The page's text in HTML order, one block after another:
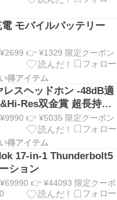
モバイルバッテリー
👉 ¥1329 限定クーポン
得アイテム
レスヘッドホン -48dB適
Res双金賞 超長持ち
6.0👉 ¥5035 限定クーポン
得アイテム
17-in-1 Thunderbolt5
ション
👉 ¥44093 限定クーポ